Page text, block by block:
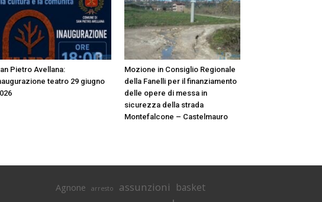
Pietro Avellana:
teatro 29 giugno
Mozione in Consiglio Regionale
della Fanelli per il finanziamento
delle opere di messa in
sicurezza della strada
Montefalcone – Castelmauro
Agnone arresto assunzioni basket